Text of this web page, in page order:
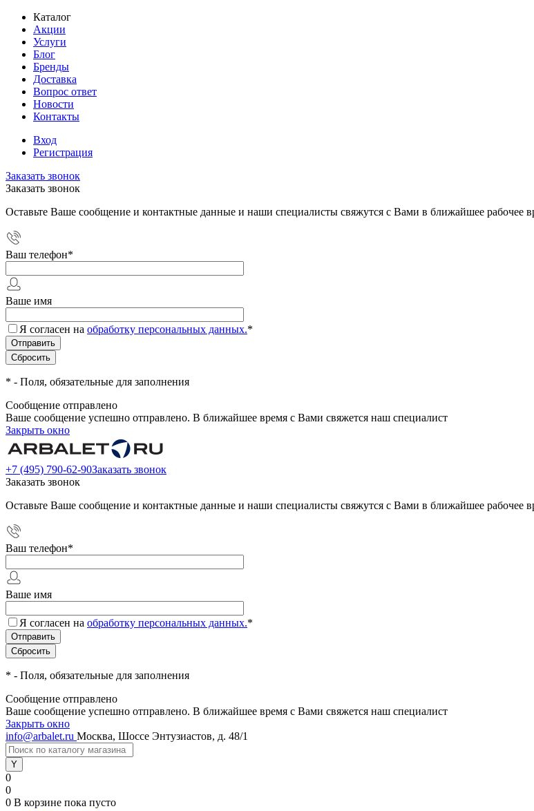
Каталог
Акции
Услуги
Блог
Бренды
Доставка
Вопрос ответ
Новости
Контакты
Вход
Регистрация
Заказать звонок
Заказать звонок
Оставьте Ваше сообщение и контактные данные и наши специалисты свяжутся с Вами в ближайшее рабочее
Ваш телефон*
Ваше имя
Я согласен на обработку персональных данных.*
* - Поля, обязательные для заполнения
Сообщение отправлено
Ваше сообщение успешно отправлено. В ближайшее время с Вами свяжется наш специалист
Закрыть окно
+7 (495) 790-62-90Заказать звонок
Заказать звонок
Оставьте Ваше сообщение и контактные данные и наши специалисты свяжутся с Вами в ближайшее рабочее
Ваш телефон*
Ваше имя
Я согласен на обработку персональных данных.*
* - Поля, обязательные для заполнения
Сообщение отправлено
Ваше сообщение успешно отправлено. В ближайшее время с Вами свяжется наш специалист
Закрыть окно
info@arbalet.ru Москва, Шоссе Энтузиастов, д. 48/1
0
0
0 В корзине пока пусто